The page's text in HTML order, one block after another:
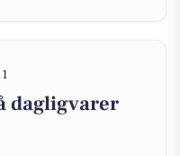
dagligvarer